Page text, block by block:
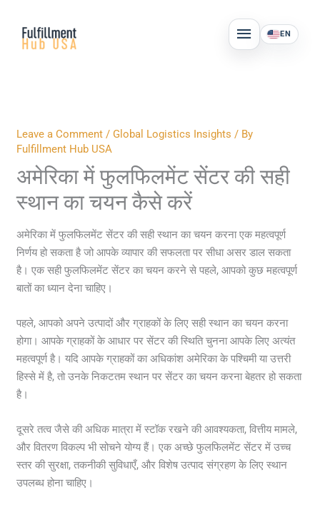
content
MAIN
MENU
EN
Leave a Comment / Global Logistics Insights / By
Fulfillment Hub USA
अमेरिका में फुलफिलमेंट सेंटर की सही
स्थान का चयन कैसे करें
अमेरिका में फुलफिलमेंट सेंटर की सही स्थान का चयन करना एक महत्वपूर्ण
निर्णय हो सकता है जो आपके व्यापार की सफलता पर सीधा असर डाल सकता
है। एक सही फुलफिलमेंट सेंटर का चयन करने से पहले, आपको कुछ महत्वपूर्ण
बातों का ध्यान देना चाहिए।
पहले, आपको अपने उत्पादों और ग्राहकों के लिए सही स्थान का चयन करना
होगा। आपके ग्राहकों के आधार पर सेंटर की स्थिति चुनना आपके लिए अत्यंत
महत्वपूर्ण है। यदि आपके ग्राहकों का अधिकांश अमेरिका के पश्चिमी या उत्तरी
हिस्से में है, तो उनके निकटतम स्थान पर सेंटर का चयन करना बेहतर हो सकता
है।
दूसरे तत्व जैसे की अधिक मात्रा में स्टॉक रखने की आवश्यकता, वित्तीय मामले,
और वितरण विकल्प भी सोचने योग्य हैं। एक अच्छे फुलफिलमेंट सेंटर में उच्च
स्तर की सुरक्षा, तकनीकी सुविधाएँ, और विशेष उत्पाद संग्रहण के लिए स्थान
उपलब्ध होना चाहिए।